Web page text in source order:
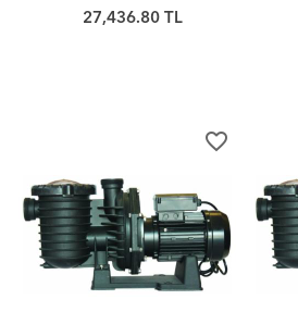
27,436.80 TL
favorite_border